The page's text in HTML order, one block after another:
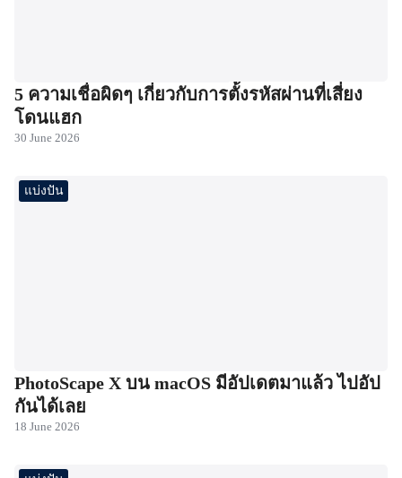
5 ความเชื่อผิดๆ เกี่ยวกับการตั้งรหัสผ่านที่เสี่ยง
โดนแฮก
30 June 2026
แบ่งปัน
PhotoScape X บน macOS มีอัปเดตมาแล้ว ไปอัป
กันได้เลย
18 June 2026